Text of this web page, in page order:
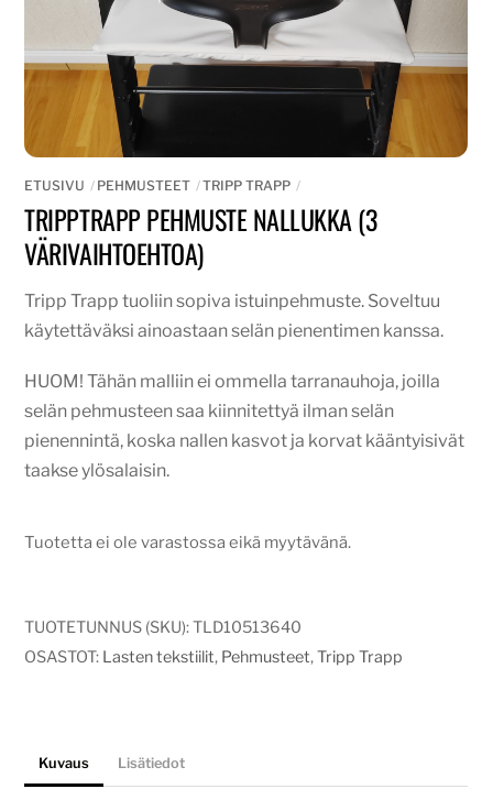
ETUSIVU PEHMUSTEET TRIPP TRAPP
TRIPPTRAPP PEHMUSTE NALLUKKA (3
VÄRIVAIHTOEHTOA)
Tripp Trapp tuoliin sopiva istuinpehmuste. Soveltuu
käytettäväksi ainoastaan selän pienentimen kanssa.
HUOM! Tähän malliin ei ommella tarranauhoja, joilla
selän pehmusteen saa kiinnitettyä ilman selän
pienennintä, koska nallen kasvot ja korvat kääntyisivät
taakse ylösalaisin.
Tuotetta ei ole varastossa eikä myytävänä.
TUOTETUNNUS (SKU):TLD10513640
OSASTOT: Lasten tekstiilit, Pehmusteet,Tripp Trapp
Kuvaus Lisätiedot